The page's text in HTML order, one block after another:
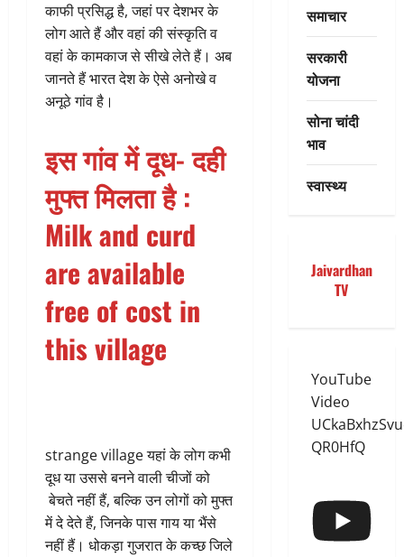
काफी प्रसिद्ध है, जहां पर देशभर के
लोग आते हैं और वहां की संस्कृति व
वहां के कामकाज से सीखे लेते हैं। अब
जानते हैं भारत देश के ऐसे अनोखे व
अनूठे गांव है।
इस गांव मेंदूध- दही
मुफ्त मिलता है:
Milk and curd
are available
free of cost in
this village
strange village यहां के लोग कभी
दूध या उससे बनने वाली चीजों को
बेचते नहीं हैं, बल्कि उन लोगों को मुफ्त
में दे देते हैं, जिनके पास गाय या भैंसे
नहीं हैं। धोकड़ा गुजरात के कच्छ जिले
समाचार
सरकारी
योजना
सोना चांदी
भाव
स्वास्थ्य
Jaivardhan
TV
YouTube
Video
QR0HfQ